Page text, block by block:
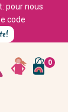
pour nous
code
0